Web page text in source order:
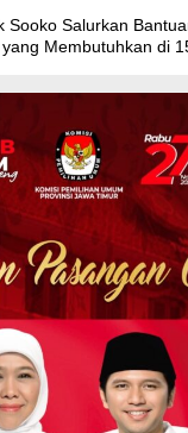
Sooko Salurkan
Membutuhkan di